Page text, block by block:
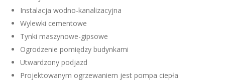
Instalacja wodno-kanalizacyjna
Wylewki cementowe
Tynki maszynowe-gipsowe
Ogrodzenie pomiędzy budynkami
Utwardzony podjazd
Projektowanym ogrzewaniem jest pompa ciepła